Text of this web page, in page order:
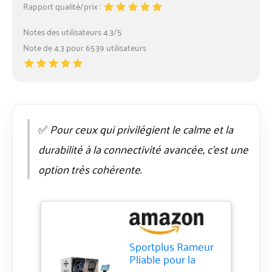
Rapport qualité/prix :
Notes des utilisateurs 4.3/5
Note de 4.3 pour 6539 utilisateurs
✅Pour ceux qui privilégient le calme et la
durabilité à la connectivité avancée, c’est une
option très cohérente.
Sportplus Rameur
Pliable pour la